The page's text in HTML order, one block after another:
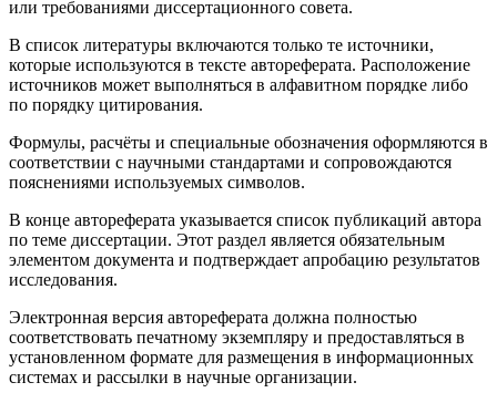
или требованиями диссертационного совета.
В список литературы включаются только те источники,
которые используются в тексте автореферата. Расположение
источников может выполняться в алфавитном порядке либо
по порядку цитирования.
Формулы, расчёты и специальные обозначения оформляются в
соответствии с научными стандартами и сопровождаются
пояснениями используемых символов.
В конце автореферата указывается список публикаций автора
по теме диссертации. Этот раздел является обязательным
элементом документа и подтверждает апробацию результатов
исследования.
Электронная версия автореферата должна полностью
соответствовать печатному экземпляру и предоставляться в
установленном формате для размещения в информационных
системах и рассылки в научные организации.